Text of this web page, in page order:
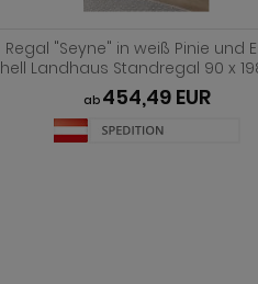
Regal "Seyne" in weiß Pinie und
hell Landhaus Standregal 90 x
ab 454,49 EUR